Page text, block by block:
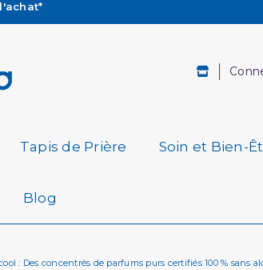
au Vend)
Tapis de Prière Soin et Bien-
Blog
: Des concentrés de parfums purs certifiés 100 % sans